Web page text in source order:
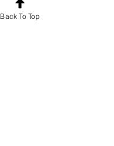
Back To Top